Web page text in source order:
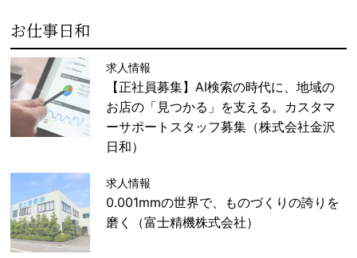
お仕事日和
求人情報
【正社員募集】AI検索の時代に、地域の
お店の「見つかる」を支える。カスタマ
ーサポートスタッフ募集（株式会社金沢
日和）
求人情報
0.001mmの世界で、ものづくりの誇りを
磨く（富士精機株式会社）